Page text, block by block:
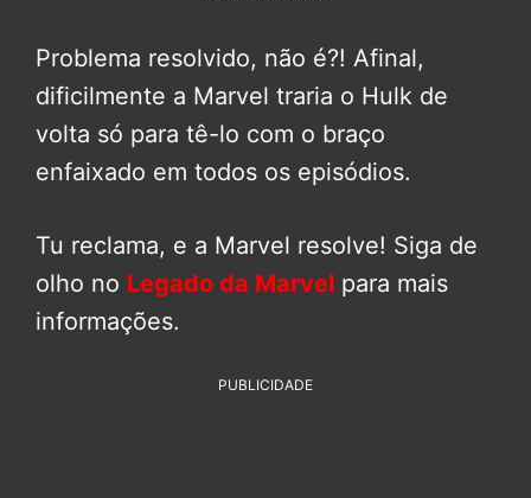
Problema resolvido, não é?! Afinal,
dificilmente a Marvel traria o Hulk de
volta só para tê-lo com o braço
enfaixado em todos os episódios.
Tu reclama, e a Marvel resolve! Siga de
olho no Legado da Marvel para mais
informações.
PUBLICIDADE